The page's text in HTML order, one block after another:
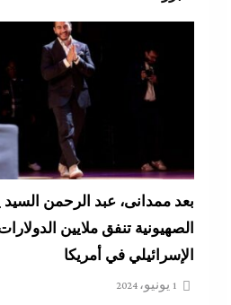
بعد ممدانى، عبد الرحمن السيد
الصهيونية تنفق ملايين
الإسرائيلي في أمريكا
1 يونيو، 2024